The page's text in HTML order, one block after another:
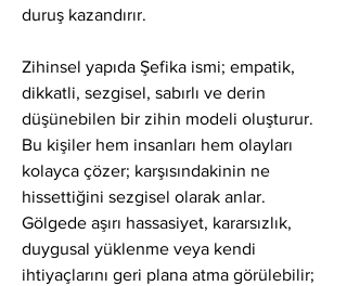
duruş kazandırır.
Zihinsel yapıda Şefika ismi; empatik,
dikkatli, sezgisel, sabırlı ve derin
düşünebilen bir zihin modeli oluşturur.
Bu kişiler hem insanları hem olayları
kolayca çözer; karşısındakinin ne
hissettiğini sezgisel olarak anlar.
Gölgede aşırı hassasiyet, kararsızlık,
duygusal yüklenme veya kendi
ihtiyaçlarını geri plana atma görülebilir;